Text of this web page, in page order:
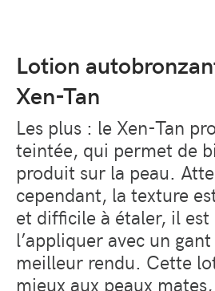
Lotion
Xen-Tan
Les plus : le Xen-Tan
teintée, qui permet de
produit sur la peau.
cependant, la texture
et difficile à étaler, il est
l’appliquer avec un
meilleur rendu. Cette
mieux aux peaux